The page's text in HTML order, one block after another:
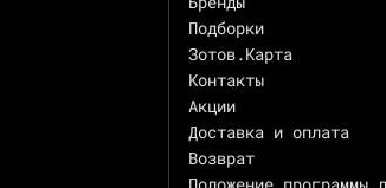
Подборки
Зотов.Карта
Контакты
Акции
Доставка и оплата
Возврат